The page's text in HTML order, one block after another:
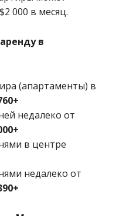
000 в месяц.
в
(апартаменты) в
недалеко от
в центре
недалеко от